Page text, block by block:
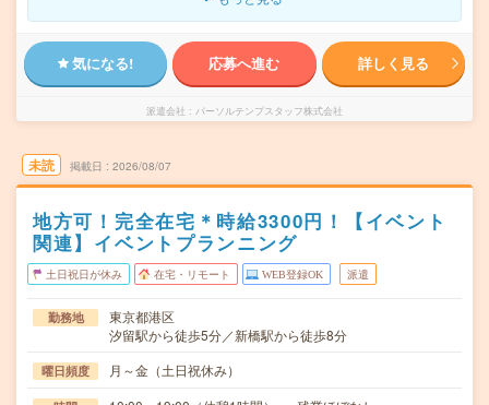
気になる! 応募へ進む 詳しく見る
派遣会社 パーソルテンプスタッフ株式会社
未読 掲載日 2026/08/07
地方可！完全在宅＊時給3300円！【イベント
関連】イベントプランニング
土日祝日が休み 在宅・リモート WEB登録OK 派遣
勤務地
東京都港区
汐留駅から徒歩5分／新橋駅から徒歩8分
曜日頻度 月～金（土日祝休み）